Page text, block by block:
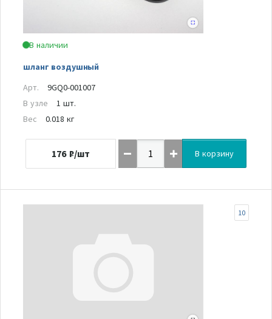
В наличии
шланг воздушный
Арт.
9GQ0-001007
В узле
1 шт.
Вес
0.018 кг
176 ₽/шт В корзину
10